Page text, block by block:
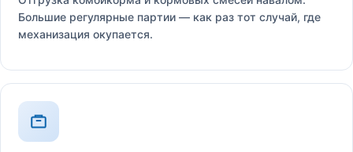
Большие регулярные партии — как раз тот случай, где
механизация окупается.